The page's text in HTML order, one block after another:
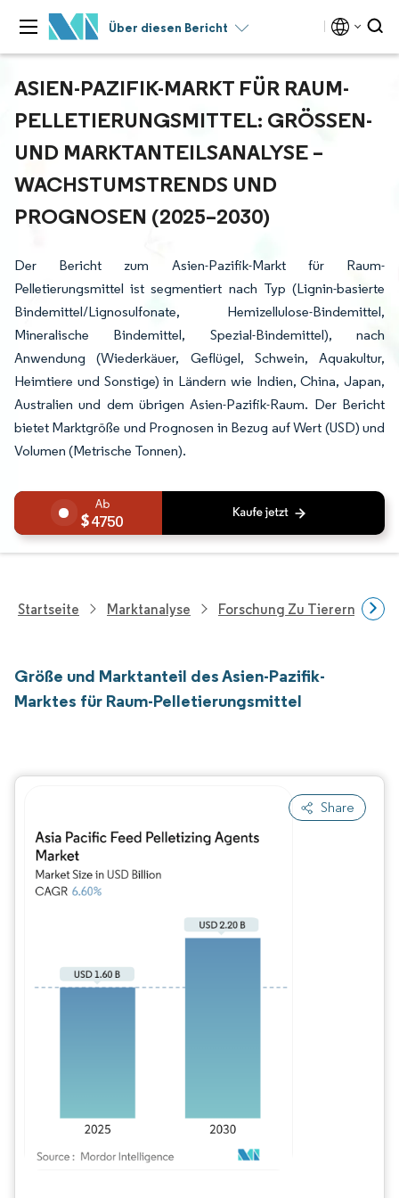
Über diesen Bericht
ASIEN-PAZIFIK-MARKT FÜR RAUM-
PELLETIERUNGSMITTEL: GRÖSSEN- U
ND MARKTANTEILSANALYSE – W
ACHSTUMSTRENDS UND P
ROGNOSEN (2025–2030)
Der Bericht zum Asien-Pazifik-Markt für Raum-
Pelletierungsmittel ist segmentiert nach Typ (Lignin-basierte
Bindemittel/Lignosulfonate, Hemizellulose-Bindemittel,
Mineralische Bindemittel, Spezial-Bindemittel), nach
Anwendung (Wiederkäuer, Geflügel, Schwein, Aquakultur,
Heimtiere und Sonstige) in Ländern wie Indien, China, Japan,
Australien und dem übrigen Asien-Pazifik-Raum. Der Bericht
bietet Marktgröße und Prognosen in Bezug auf Wert (USD) und
Volumen (Metrische Tonnen).
4750
Startseite Marktanalyse Forschung Zu
Größe und Marktanteil des Asien-Pazifik-
Marktes für Raum-Pelletierungsmittel
Share